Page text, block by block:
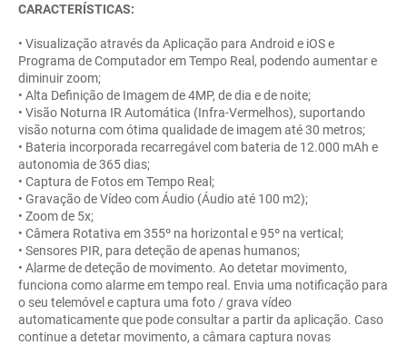
CARACTERÍSTICAS:
• Visualização através da Aplicação para Android e iOS e
Programa de Computador em Tempo Real, podendo aumentar e
diminuir zoom;
• Alta Definição de Imagem de 4MP, de dia e de noite;
• Visão Noturna IR Automática (Infra-Vermelhos), suportando
visão noturna com ótima qualidade de imagem até 30 metros;
• Bateria incorporada recarregável com bateria de 12.000 mAh e
autonomia de 365 dias;
• Captura de Fotos em Tempo Real;
• Gravação de Vídeo com Áudio (Áudio até 100 m2);
• Zoom de 5x;
• Câmera Rotativa em 355º na horizontal e 95º na vertical;
• Sensores PIR, para deteção de apenas humanos;
• Alarme de deteção de movimento. Ao detetar movimento,
funciona como alarme em tempo real. Envia uma notificação para
o seu telemóvel e captura uma foto / grava vídeo
automaticamente que pode consultar a partir da aplicação. Caso
continue a detetar movimento, a câmara captura novas